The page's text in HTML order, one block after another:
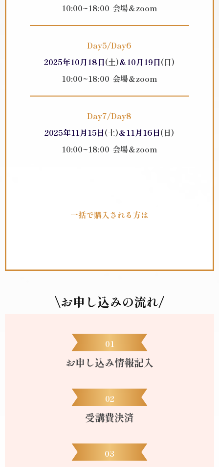
10:00~18:00 会場＆zoom
Day5/Day6
2025年10月18日(土)＆10月19日(日)
10:00~18:00 会場＆zoom
Day7/Day8
2025年11月15日(土)＆11月16日(日)
10:00~18:00 会場＆zoom
一括で購入される方は
\お申し込みの流れ/
01
お申し込み情報記入
02
受講費決済
03